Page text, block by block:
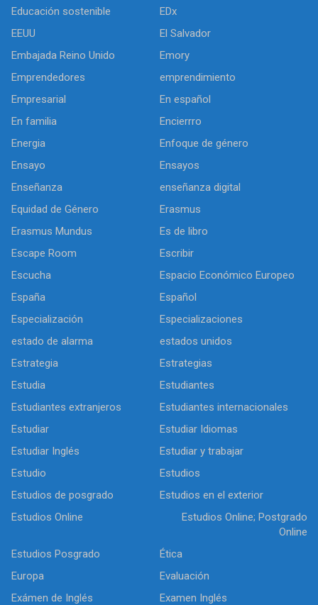
Educación sostenible
EDx
EEUU
El Salvador
Embajada Reino Unido
Emory
Emprendedores
emprendimiento
Empresarial
En español
En familia
Encierrro
Energia
Enfoque de género
Ensayo
Ensayos
Enseñanza
enseñanza digital
Equidad de Género
Erasmus
Erasmus Mundus
Es de libro
Escape Room
Escribir
Escucha
Espacio Económico Europeo
España
Español
Especialización
Especializaciones
estado de alarma
estados unidos
Estrategia
Estrategias
Estudia
Estudiantes
Estudiantes extranjeros
Estudiantes internacionales
Estudiar
Estudiar Idiomas
Estudiar Inglés
Estudiar y trabajar
Estudio
Estudios
Estudios de posgrado
Estudios en el exterior
Estudios Online
Estudios Online; Postgrado
Online
Estudios Posgrado
Ética
Europa
Evaluación
Exámen de Inglés
Examen Inglés